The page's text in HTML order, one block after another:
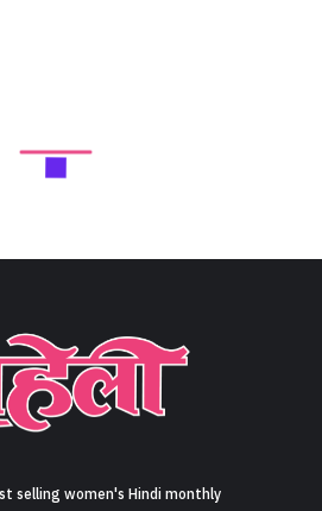
selling women's Hindi monthly